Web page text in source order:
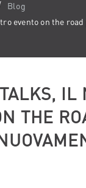
Blog
evento on the
IL
THE